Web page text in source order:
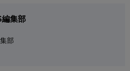
編集部
部